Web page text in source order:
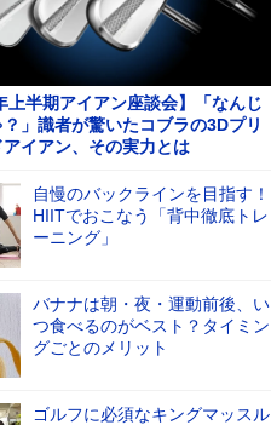
上半期アイアン座談会】「なんじ
」識者が驚いたコブラの3Dプリ
アイアン、その実力とは
自慢のバックラインを目指す！
HIITでおこなう「背中徹底トレ
ーニング」
バナナは朝・夜・運動前後、い
つ食べるのがベスト？タイミン
グごとのメリット
ゴルフに必須なキングマッスル